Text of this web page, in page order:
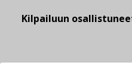
Kilpailuun